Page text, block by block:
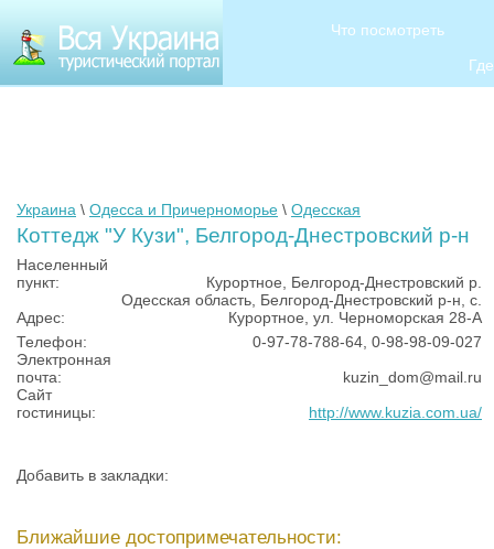
Что посмотреть
Украина \ Одесса и Причерноморье \ Одесская
Коттедж "У Кузи", Белгород-Днестровский р-н
Населенный
пункт:
Курортное, Белгород-Днестровский р.
Адрес:
Одесская область, Белгород-Днестровский р-н, с.
Курортное, ул. Черноморская 28-А
Телефон:
0-97-78-788-64, 0-98-98-09-027
Электронная
почта:
kuzin_dom@mail.ru
Сайт
гостиницы:
http://www.kuzia.com.ua/
Добавить в закладки:
Ближайшие достопримечательности: